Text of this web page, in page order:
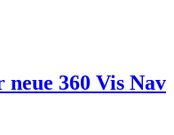
360 Vis Nav